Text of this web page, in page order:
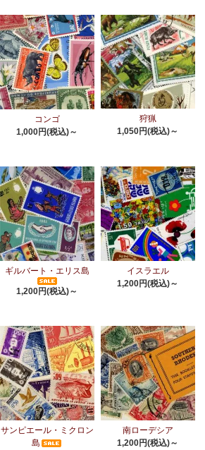
コンゴ
1,000円(税込)～
狩猟
1,050円(税込)～
ギルバート・エリス島
1,200円(税込)～
イスラエル
1,200円(税込)～
サンピエール・ミクロン
島
南ローデシア
1,200円(税込)～